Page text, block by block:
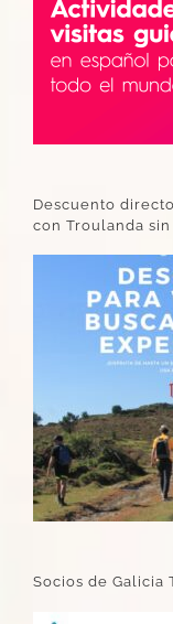
Descuento
con Troulanda
Socios de Galicia